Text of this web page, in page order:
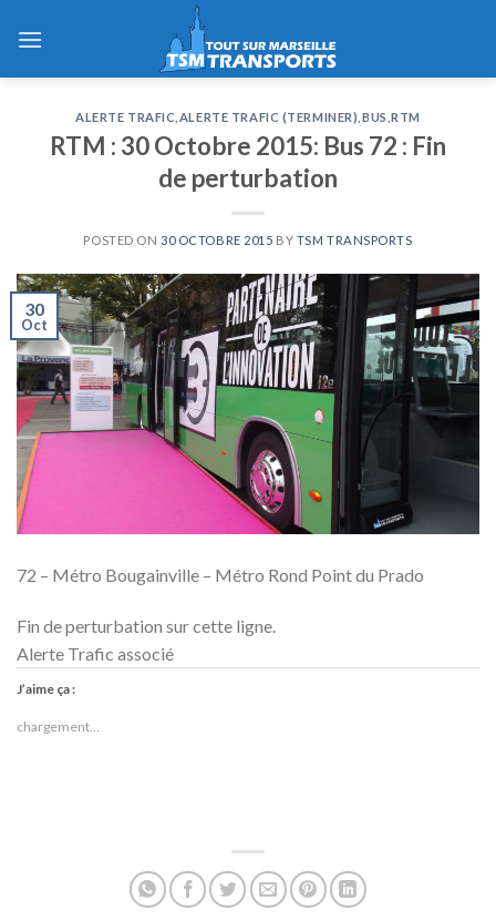
ALERTE TRAFIC ALERTE TRAFIC (TERMINER) BUS ,RTM
RTM : 30 Octobre 2015: Bus 72 : Fin
de perturbation
POSTED ON30 OCTOBRE 2015 BY TSM TRANSPORTS
30
Oct
72 – Métro Bougainville – Métro Rond Point du Prado
Fin de perturbation sur cette ligne.
Alerte Trafic associé
J’aime ça :
chargement…